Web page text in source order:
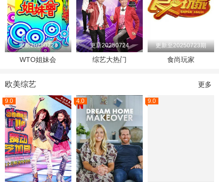
更新20250723
WTO姐妹会
更新20250724
综艺大热门
更新至20250723期
食尚玩家
欧美综艺 更多
9.0 4.0 9.0